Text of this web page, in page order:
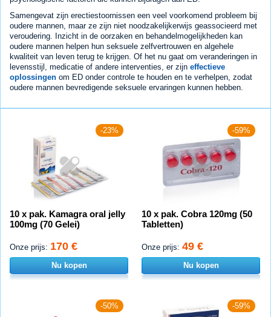
Samengevat zijn erectiestoornissen een veel voorkomend probleem bij
oudere mannen, maar ze zijn niet noodzakelijkerwijs geassocieerd met
veroudering. Inzicht in de oorzaken en behandelmogelijkheden kan
oudere mannen helpen hun seksuele zelfvertrouwen en algehele
kwaliteit van leven terug te krijgen. Of het nu gaat om veranderingen in
levensstijl, medicatie of andere interventies, er zijn effectieve
oplossingen om ED onder controle te houden en te verhelpen, zodat
oudere mannen bevredigende seksuele ervaringen kunnen hebben.
-23%
10 x pak. Kamagra oral jelly
100mg (70 Gelei)
Onze prijs: 170 €
Nu kopen
-59%
10 x pak. Cobra 120mg (50
Tabletten)
Onze prijs: 49 €
Nu kopen
-50% -59%